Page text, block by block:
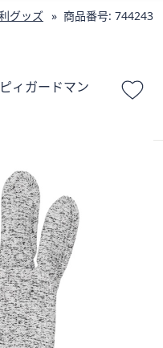
グッズ 商品番号: 744243
ィガードマン